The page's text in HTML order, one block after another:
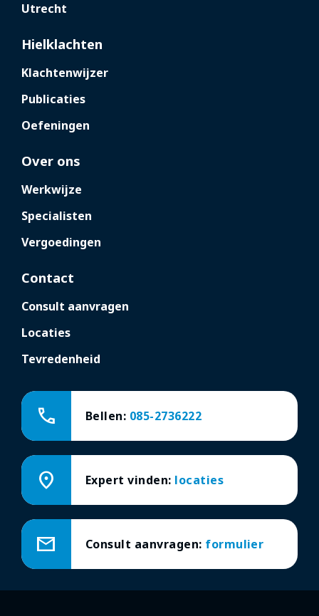
Utrecht
Hielklachten
Klachtenwijzer
Publicaties
Oefeningen
Over ons
Werkwijze
Specialisten
Vergoedingen
Contact
Consult aanvragen
Locaties
Tevredenheid
call Bellen: 085-2736222
location_on Expert vinden: locaties
mail Consult aanvragen: formulier